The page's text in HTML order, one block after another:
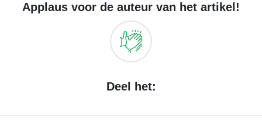
Applaus voor de auteur van het artikel!
Deel het: